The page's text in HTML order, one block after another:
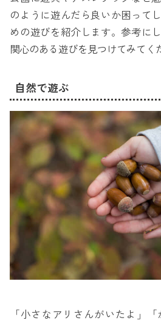
のように遊んだら良いか困って
めの遊びを紹介します。参考に
関心のある遊びを見つけてみてく
自然で遊ぶ
「小さなアリさんがいたよ」